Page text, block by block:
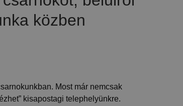
közben
Most már nemcsak
kisapostagi telephelyünkre.